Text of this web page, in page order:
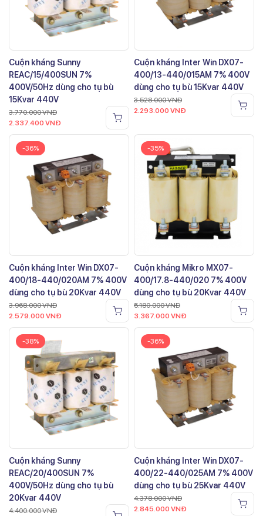
Cuộn kháng Sunny
REAC/15/400SUN 7%
400V/50Hz dùng cho tụ bù
15Kvar 440V
3.770.000VNĐ
2.337.400 VNĐ
Cuộn kháng Inter Win DX07-
400/13-440/015AM 7% 400V
dùng cho tụ bù 15Kvar 440V
3.528.000VNĐ
2.293.000 VNĐ
-36%
Cuộn kháng Inter Win DX07-
400/18-440/020AM 7% 400V
dùng cho tụ bù 20Kvar 440V
3.968.000VNĐ
2.579.000 VNĐ
-35%
Cuộn kháng Mikro MX07-
400/17.8-440/020 7% 400V
dùng cho tụ bù 20Kvar 440V
5.180.000VNĐ
3.367.000 VNĐ
-38%
Cuộn kháng Sunny
REAC/20/400SUN 7%
400V/50Hz dùng cho tụ bù
20Kvar 440V
4.400.000VNĐ
-36%
Cuộn kháng Inter Win DX07-
400/22-440/025AM 7% 400V
dùng cho tụ bù 25Kvar 440V
4.378.000VNĐ
2.845.000 VNĐ